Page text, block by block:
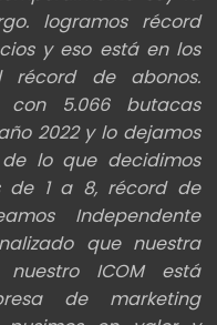
logramos récord
y eso está en los
de abonos.
con 5.066 butacas
2022 y lo dejamos
de lo que decidimos
de 1 a 8, récord de
Independente
que nuestra
nuestro ICOM está
de marketing